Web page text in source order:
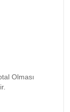
Olması